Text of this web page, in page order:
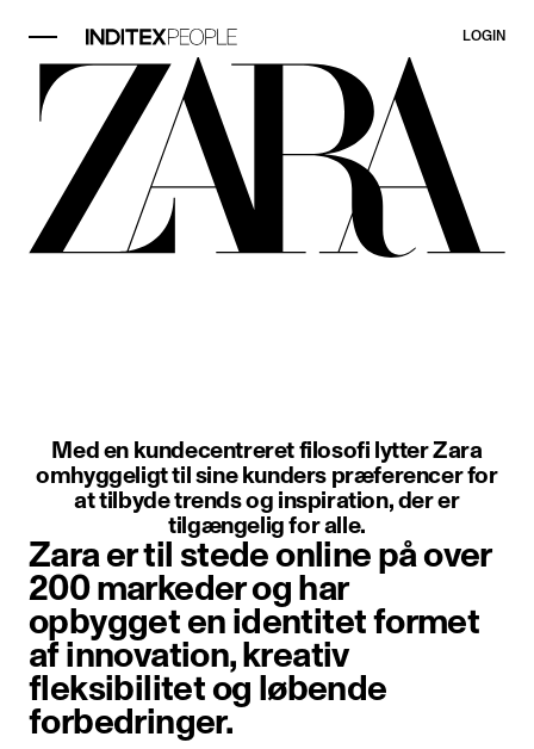
LOGIN
Med en kundecentreret filosofi lytter Zara
omhyggeligt til sine kunders præferencer for
at tilbyde trends og inspiration, der er
tilgængelig for alle.
Zara er til stede online på over
200 markeder og har
opbygget en identitet formet
af innovation, kreativ
fleksibilitet og løbende
forbedringer.